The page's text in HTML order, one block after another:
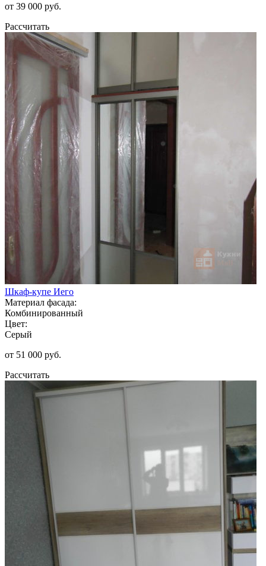
от 39 000 руб.
Рассчитать
Шкаф-купе Иего
Материал фасада:
Комбинированный
Цвет:
Серый
от 51 000 руб.
Рассчитать